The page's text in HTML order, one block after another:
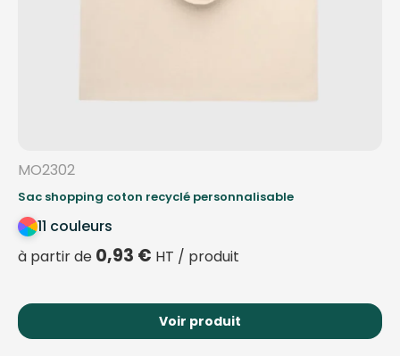
MO2302
Sac shopping coton recyclé personnalisable
11 couleurs
à partir de 0,93 € HT / produit
Voir produit